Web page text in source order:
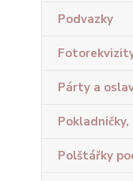
Podvazky
Párty a
Polštářky